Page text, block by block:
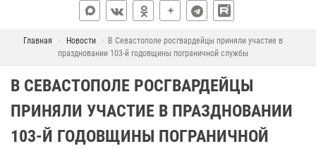
Главная Новости
В Севастополе росгвардейцы приняли участие в
праздновании 103-й годовщины пограничной службы
В СЕВАСТОПОЛЕ РОСГВАРДЕЙЦЫ
ПРИНЯЛИ УЧАСТИЕ В ПРАЗДНОВАНИИ
103-Й ГОДОВЩИНЫ ПОГРАНИЧНОЙ